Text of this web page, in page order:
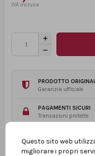
PRODOTTO
Garanzia ufficiale
PAGAMENTI SICURI
Transazioni protette
Prima e dopo
Questo sito web
migliorare i propri